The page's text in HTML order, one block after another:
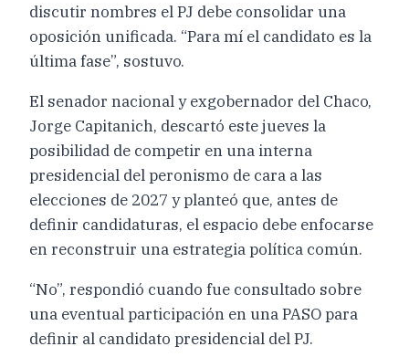
discutir nombres el PJ debe consolidar una
oposición unificada. “Para mí el candidato es la
última fase”, sostuvo.
El senador nacional y exgobernador del Chaco,
Jorge Capitanich, descartó este jueves la
posibilidad de competir en una interna
presidencial del peronismo de cara a las
elecciones de 2027 y planteó que, antes de
definir candidaturas, el espacio debe enfocarse
en reconstruir una estrategia política común.
“No”, respondió cuando fue consultado sobre
una eventual participación en una PASO para
definir al candidato presidencial del PJ.